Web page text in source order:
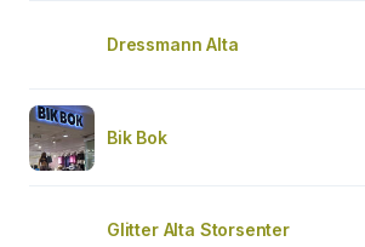
Dressmann Alta
Bik Bok
Glitter Alta Storsenter